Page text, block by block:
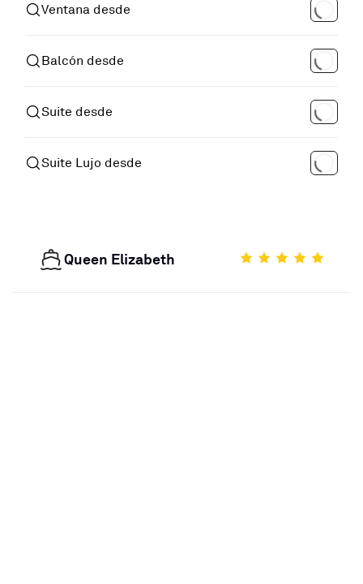
Ventana desde
Balcón desde
Suite desde
Suite Lujo desde
Queen Elizabeth